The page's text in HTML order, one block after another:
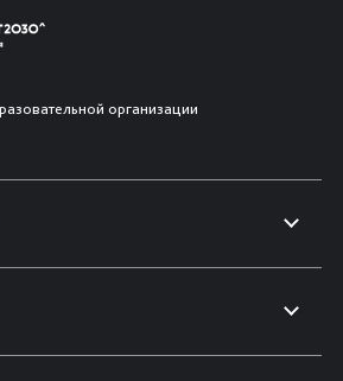
организации